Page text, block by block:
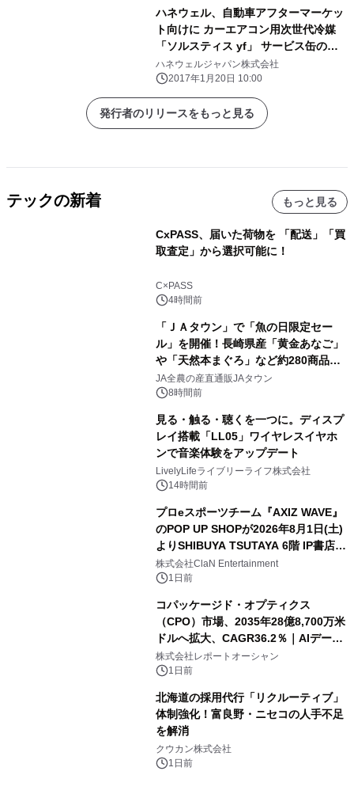
ハネウェル、自動車アフターマーケッ
ト向けに カーエアコン用次世代冷媒
「ソルスティス yf」 サービス缶の国
内販売を開始
ハネウェルジャパン株式会社
2017年1月20日 10:00
発行者のリリースをもっと見る
テックの新着 もっと見る
CxPASS、届いた荷物を 「配送」「買
取査定」から選択可能に！
C×PASS
4時間前
「ＪＡタウン」で「魚の日限定セー
ル」を開催！長崎県産「黄金あなご」
や「天然本まぐろ」など約280商品を
販売！～毎月１０日の定例企画～
JA全農の産直通販JAタウン
8時間前
見る・触る・聴くを一つに。ディスプ
レイ搭載「LL05」ワイヤレスイヤホ
ンで音楽体験をアップデート
LivelyLifeライブリーライフ株式会社
14時間前
プロeスポーツチーム『AXIZ WAVE』
のPOP UP SHOPが2026年8月1日(土)
よりSHIBUYA TSUTAYA 6階 IP書店で
開催決定！！
株式会社ClaN Entertainment
1日前
コパッケージド・オプティクス
（CPO）市場、2035年28億8,700万米
ドルへ拡大、CAGR36.2％｜AIデータ
センター・高速光通信需要が成長を加
速
株式会社レポートオーシャン
1日前
北海道の採用代行「リクルーティブ」
体制強化！富良野・ニセコの人手不足
を解消
クウカン株式会社
1日前